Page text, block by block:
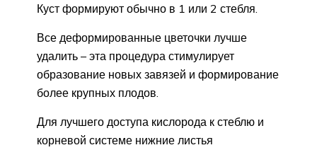
Куст формируют обычно в 1 или 2 стебля.
Все деформированные цветочки лучше
удалить – эта процедура стимулирует
образование новых завязей и формирование
более крупных плодов.
Для лучшего доступа кислорода к стеблю и
корневой системе нижние листья